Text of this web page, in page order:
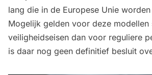
lang die in de Europese Unie
Mogelijk gelden voor deze modellen
veiligheidseisen dan voor reguliere
is daar nog geen definitief besluit